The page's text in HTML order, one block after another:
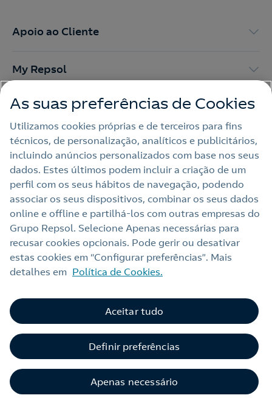
Apoio ao Cliente
My Repsol
Outras Energias
Links Úteis
Nota legal
Política de privacidade
Política de cookies
Termos e Condições My Repsol
Alerta por fraude
Livro de Reclamações Online
Canal de Ética e Conformidade
As suas preferências de Cookies
Utilizamos cookies próprias e de terceiros para fins
técnicos, de personalização, analíticos e publicitários,
incluindo anúncios personalizados com base nos seus
dados. Estes últimos podem incluir a criação de um
perfil com os seus hábitos de navegação, podendo
associar os seus dispositivos, combinar os seus dados
online e offline e partilhá‑los com outras empresas do
Grupo Repsol. Selecione Apenas necessárias para
recusar cookies opcionais. Pode gerir ou desativar
estas cookies em “Configurar preferências”. Mais
detalhes em Política de Cookies.
Definir preferências
Apenas necessário
Aceitar tudo